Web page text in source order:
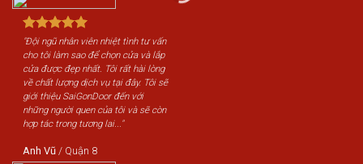
"Đội ngũ nhân viên nhiệt tình tư vấn
cho tôi làm sao để chọn cửa và lắp
cửa được đẹp nhất. Tôi rất hài lòng
về chất lượng dịch vụ tại đây. Tôi sẽ
giới thiệu SaiGonDoor đến với
những người quen của tôi và sẽ còn
hợp tác trong tương lai..."
Anh Vũ / Quận 8